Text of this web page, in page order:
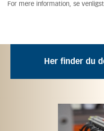
For mere information, se
Her finder du